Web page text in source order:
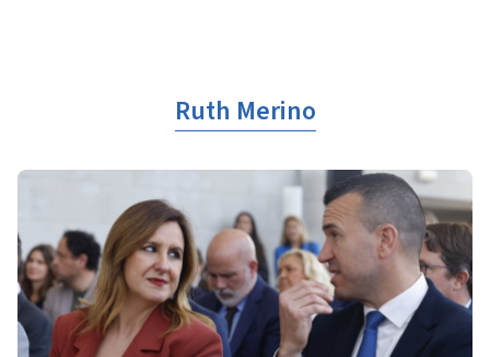
Ruth Merino